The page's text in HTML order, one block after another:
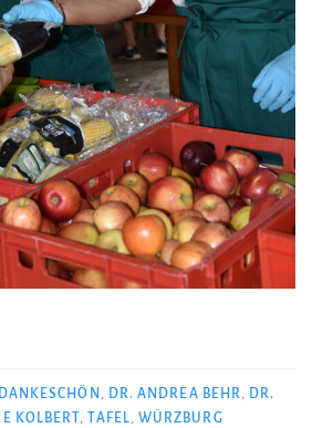
DANKESCHÖN , DR. ANDREA BEHR, DR.
KOLBERT , TAFEL,WÜRZBURG